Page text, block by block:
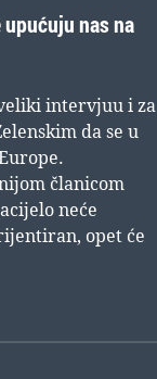
nas na
intervjuu i za
da se u
članicom
neće
opet će